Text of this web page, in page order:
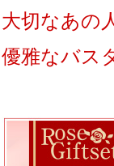
大切なあの
優雅なバス